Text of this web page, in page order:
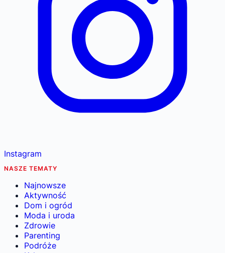
Instagram
NASZE TEMATY
Najnowsze
Aktywność
Dom i ogród
Moda i uroda
Zdrowie
Parenting
Podróże